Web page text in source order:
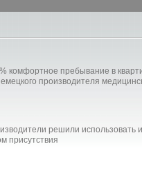
пребывание в
производителя
решили
присутствия